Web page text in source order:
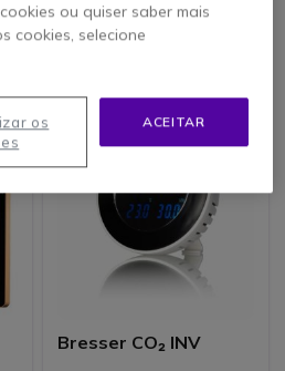
181,45 €
Bresser CO₂ INV
ou quiser saber mais
cookies, selecione
ACEITAR
os